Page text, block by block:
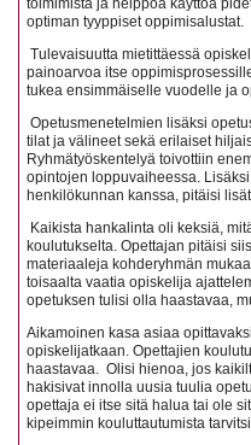
optiman tyyppiset oppimisalustat.
Tulevaisuutta mietittäessä
painoarvoa itse
tukea ensimmäiselle vuodelle ja
Opetusmenetelmien lisäksi
tilat ja välineet sekä erilaiset
Ryhmätyöskentelyä toivottiin
opintojen loppuvaiheessa.
henkilökunnan kanssa, pitäisi
Kaikista hankalinta oli keksiä,
koulutukselta. Opettajan pitäisi
materiaaleja kohderyhmän
toisaalta vaatia opiskelija
opetuksen tulisi olla haastavaa,
Aikamoinen kasa asiaa
opiskelijatkaan. Opettajien
haastavaa. Olisi hienoa, jos
hakisivat innolla uusia tuulia
opettaja ei itse sitä halua tai ole
kipeimmin kouluttautumista